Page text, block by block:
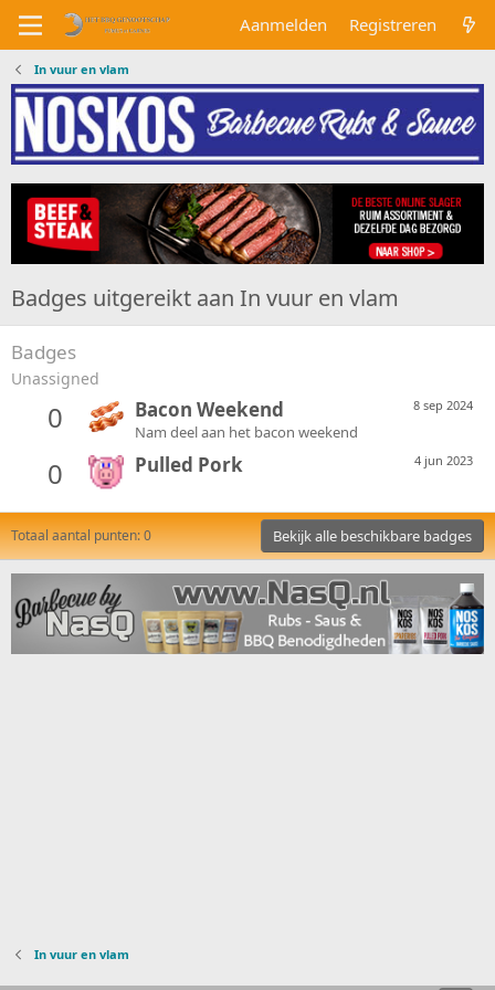
Aanmelden Registreren
In vuur en vlam
Badges uitgereikt aan In vuur en vlam
Badges
Unassigned
0 8 sep 2024
Bacon Weekend
Nam deel aan het bacon weekend
0 4 jun 2023
Pulled Pork
Totaal aantal punten: 0 Bekijk alle beschikbare badges
In vuur en vlam